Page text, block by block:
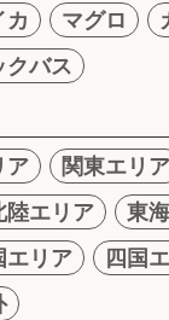
カ マグロ
クバス
ア
関東エリア
陸エリア
東
エリア
四国